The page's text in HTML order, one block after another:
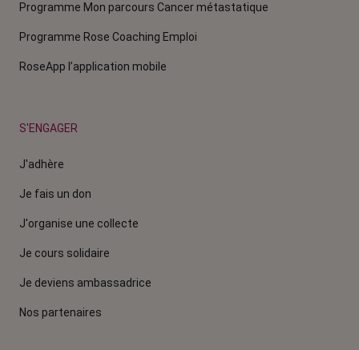
Programme Mon parcours Cancer métastatique
Programme Rose Coaching Emploi
RoseApp l’application mobile
S'ENGAGER
J'adhère
Je fais un don
J'organise une collecte
Je cours solidaire
Je deviens ambassadrice
Nos partenaires